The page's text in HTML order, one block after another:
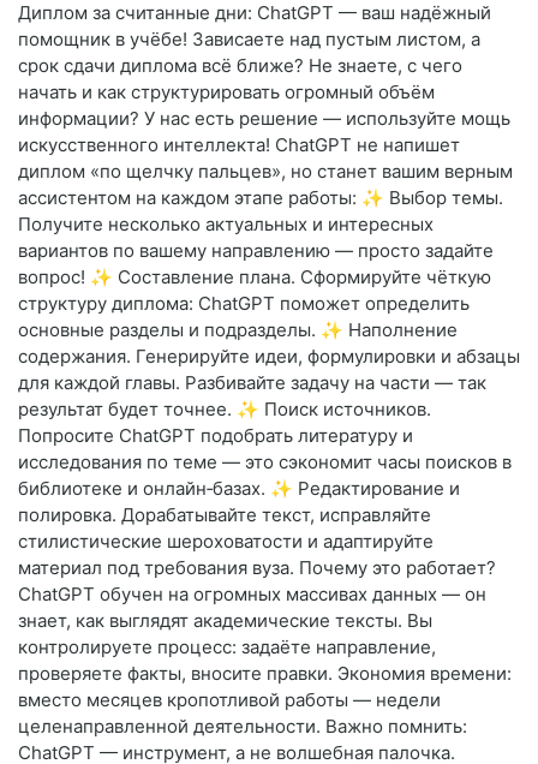
Диплом за считанные дни: ChatGPT — ваш надёжный
помощник в учёбе! Зависаете над пустым листом, а
срок сдачи диплома всё ближе? Не знаете, с чего
начать и как структурировать огромный объём
информации? У нас есть решение — используйте мощь
искусственного интеллекта! ChatGPT не напишет
диплом «по щелчку пальцев», но станет вашим верным
ассистентом на каждом этапе работы: ✨ Выбор темы.
Получите несколько актуальных и интересных
вариантов по вашему направлению — просто задайте
вопрос! ✨ Составление плана. Сформируйте чёткую
структуру диплома: ChatGPT поможет определить
основные разделы и подразделы. ✨ Наполнение
содержания. Генерируйте идеи, формулировки и абзацы
для каждой главы. Разбивайте задачу на части — так
результат будет точнее. ✨ Поиск источников.
Попросите ChatGPT подобрать литературу и
исследования по теме — это сэкономит часы поисков в
библиотеке и онлайн‑базах. ✨ Редактирование и
полировка. Дорабатывайте текст, исправляйте
стилистические шероховатости и адаптируйте
материал под требования вуза. Почему это работает?
ChatGPT обучен на огромных массивах данных — он
знает, как выглядят академические тексты. Вы
контролируете процесс: задаёте направление,
проверяете факты, вносите правки. Экономия времени:
вместо месяцев кропотливой работы — недели
целенаправленной деятельности. Важно помнить:
ChatGPT — инструмент, а не волшебная палочка.